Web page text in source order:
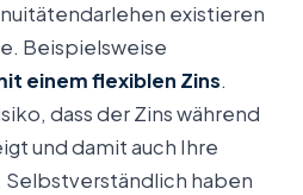
existieren
Beispielsweise
einem flexiblen Zins.
dass der Zins während
und damit auch Ihre
Selbstverständlich haben